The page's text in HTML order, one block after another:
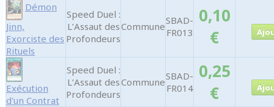
Démon
Jinn,
Exorciste des
Rituels
Speed Duel :
L’Assaut des
Profondeurs
CommuneSBAD-
FR013
0,10
€
Exécution
d'un Contrat
Speed Duel :
L’Assaut des
Profondeurs
CommuneSBAD-
FR014
0,25
€